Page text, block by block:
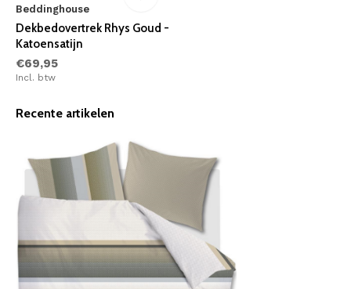
Beddinghouse
Dekbedovertrek Rhys Goud -
Katoensatijn
€69,95
Incl. btw
Recente artikelen